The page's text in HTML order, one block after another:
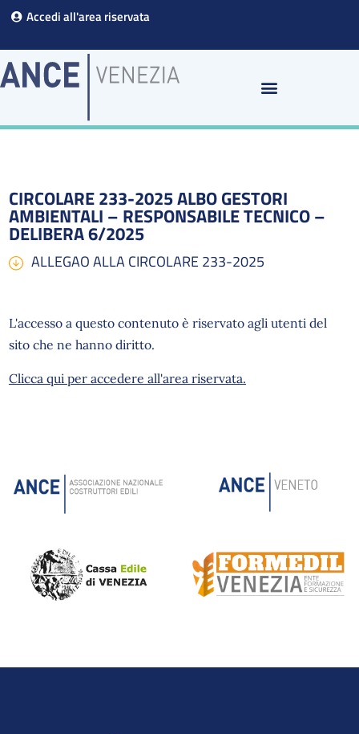
Vai
contenuto
Accedi all'area riservata
CIRCOLARE 233-2025 ALBO GESTORI
AMBIENTALI – RESPONSABILE TECNICO –
DELIBERA 6/2025
ALLEGAO ALLA CIRCOLARE 233-2025
L'accesso a questo contenuto è riservato agli utenti del
sito che ne hanno diritto.
Clicca qui per accedere all'area riservata.